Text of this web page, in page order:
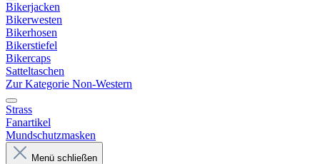
Bikerjacken
Bikerwesten
Bikerhosen
Bikerstiefel
Bikercaps
Satteltaschen
Zur Kategorie Non-Western
Strass
Fanartikel
Mundschutzmasken
Menü schließen